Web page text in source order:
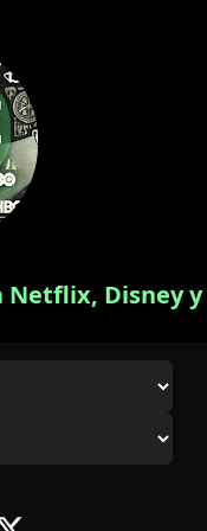
Netflix, Disney